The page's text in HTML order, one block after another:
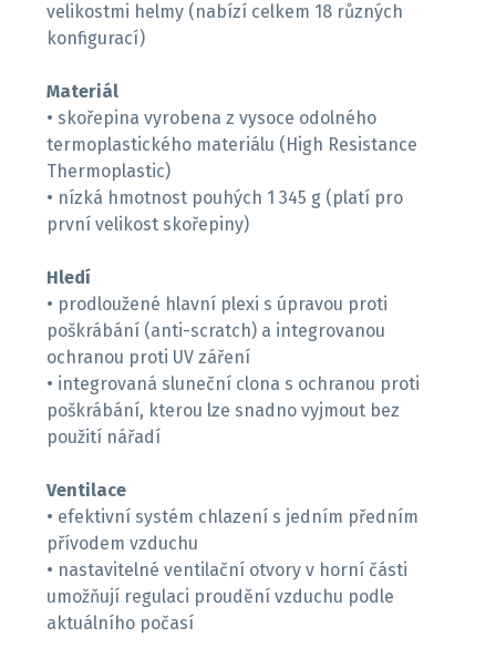
velikostmi helmy (nabízí celkem 18 různých
konfigurací)
Materiál
• skořepina vyrobena z vysoce odolného
termoplastického materiálu (High Resistance
Thermoplastic)
• nízká hmotnost pouhých 1 345 g (platí pro
první velikost skořepiny)
Hledí
• prodloužené hlavní plexi s úpravou proti
poškrábání (anti-scratch) a integrovanou
ochranou proti UV záření
• integrovaná sluneční clona s ochranou proti
poškrábání, kterou lze snadno vyjmout bez
použití nářadí
Ventilace
• efektivní systém chlazení s jedním předním
přívodem vzduchu
• nastavitelné ventilační otvory v horní části
umožňují regulaci proudění vzduchu podle
aktuálního počasí